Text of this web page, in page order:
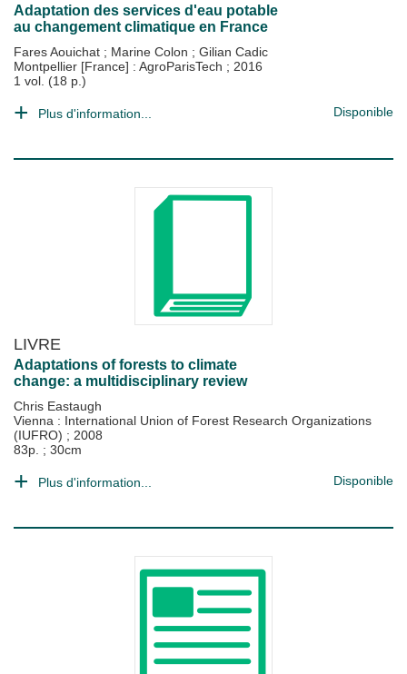
Adaptation des services d'eau potable
au changement climatique en France
Fares Aouichat ; Marine Colon ; Gilian Cadic
Montpellier [France] : AgroParisTech ; 2016
1 vol. (18 p.)
Plus d'information... Disponible
LIVRE
Adaptations of forests to climate
change: a multidisciplinary review
Chris Eastaugh
Vienna : International Union of Forest Research Organizations
(IUFRO) ; 2008
83p. ; 30cm
Plus d'information... Disponible